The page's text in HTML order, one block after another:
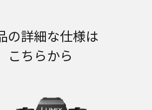
の詳細な仕様は
こちらから